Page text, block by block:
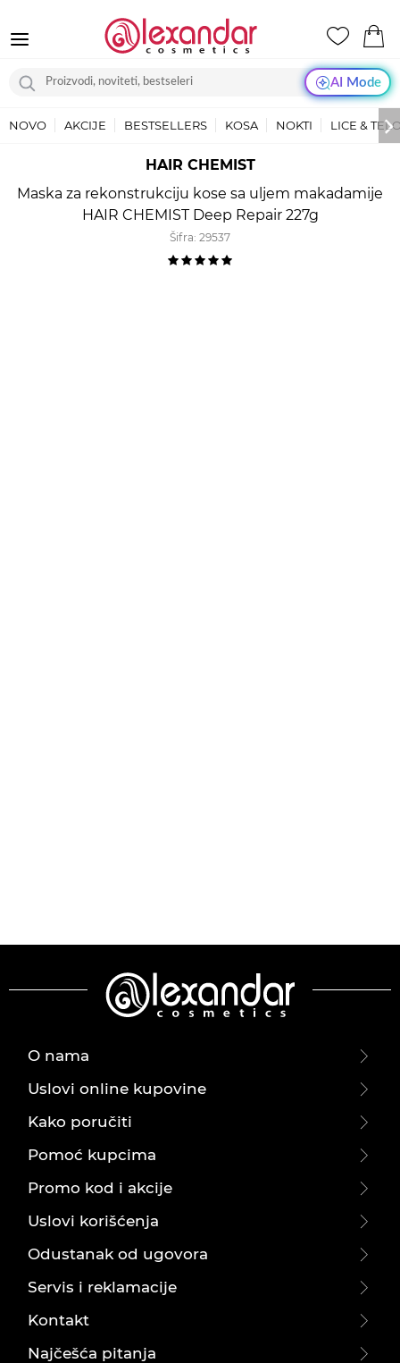
AI Mode
NOVO AKCIJE BESTSELLERS KOSA NOKTI LICE &
HAIR CHEMIST
Maska za rekonstrukciju kose sa uljem makadamije
HAIR CHEMIST Deep Repair 227g
Šifra: 29537
O nama
Uslovi online kupovine
Kako poručiti
Pomoć kupcima
Promo kod i akcije
Uslovi korišćenja
Odustanak od ugovora
Servis i reklamacije
Kontakt
Najčešća pitanja